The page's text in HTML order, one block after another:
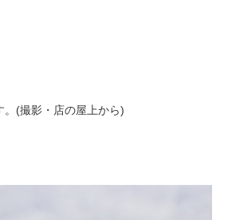
(撮影・店の屋上から)